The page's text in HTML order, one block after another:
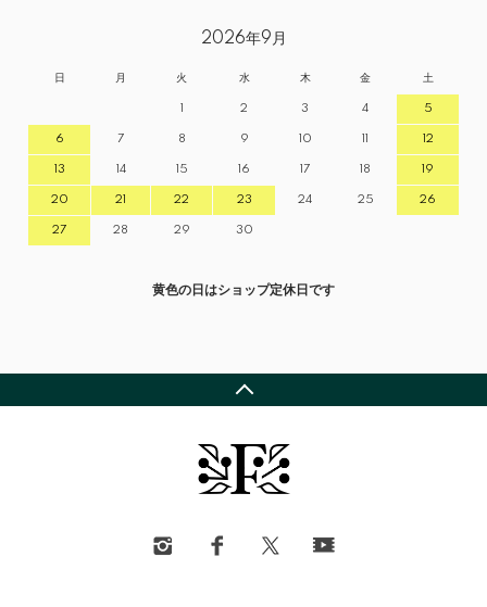
2026年9月
日 月 火 水 木 金 土
1 2 3 4 5
6 7 8 9 10 11 12
13 14 15 16 17 18 19
20 21 22 23 24 25 26
27 28 29 30
黄色の日はショップ定休日です